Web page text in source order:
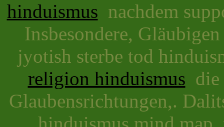
hinduismus nachdem
Insbesondere,
jyotish sterbe tod
religion hinduismus
Glaubensrichtungen,.